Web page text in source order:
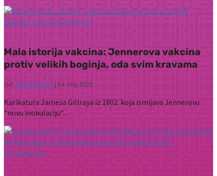
Mala istorija vakcina: Jennerova vakcina
protiv velikih boginja, oda svim kravama
Od Jelena Kalinić | 14. maj 2025.
Karikatura Jamesa Gillraya iz 1802. koja ismijava Jennerovu
“novu inokulaciju”...